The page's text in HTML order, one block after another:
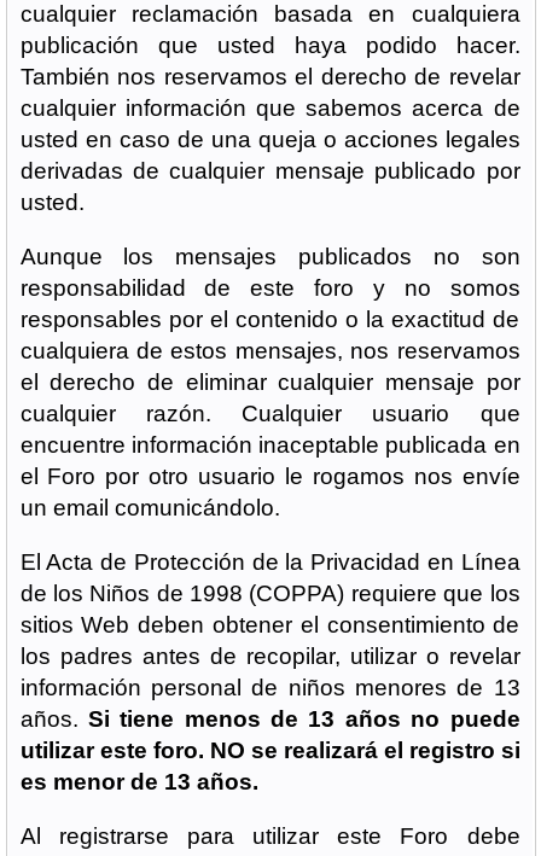
cualquier reclamación basada en cualquiera
publicación que usted haya podido hacer.
También nos reservamos el derecho de revelar
cualquier información que sabemos acerca de
usted en caso de una queja o acciones legales
derivadas de cualquier mensaje publicado por
usted.
Aunque los mensajes publicados no son
responsabilidad de este foro y no somos
responsables por el contenido o la exactitud de
cualquiera de estos mensajes, nos reservamos
el derecho de eliminar cualquier mensaje por
cualquier razón. Cualquier usuario que
encuentre información inaceptable publicada en
el Foro por otro usuario le rogamos nos envíe
un email comunicándolo.
El Acta de Protección de la Privacidad en Línea
de los Niños de 1998 (COPPA) requiere que los
sitios Web deben obtener el consentimiento de
los padres antes de recopilar, utilizar o revelar
información personal de niños menores de 13
años. Si tiene menos de 13 años no puede
utilizar este foro. NO se realizará el registro si
es menor de 13 años.
Al registrarse para utilizar este Foro debe